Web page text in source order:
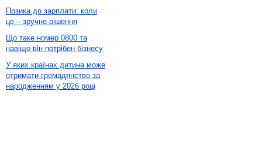
Позика до зарплати: коли
це – зручне рішення
Що таке номер 0800 та
навіщо він потрібен бізнесу
У яких країнах дитина може
отримати громадянство за
народженням у 2026 році